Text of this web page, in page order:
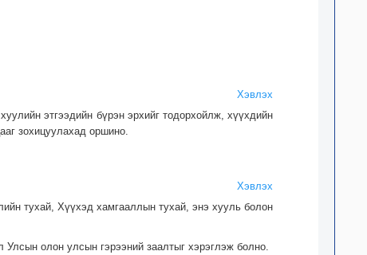
Хэвлэх
этгээдийн бүрэн эрхийг тодорхойлж, хүүхдийн
зохицуулахад оршино.
Хэвлэх
тухай, Хүүхэд хамгааллын тухай, энэ хууль болон
олон улсын гэрээний заалтыг хэрэглэж болно.